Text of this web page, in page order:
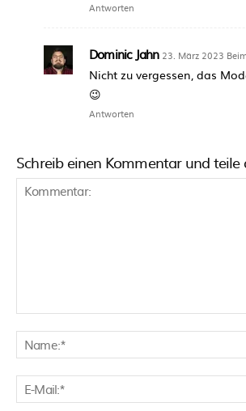
Antworten
Dominic Jahn 23. März 2023
Nicht zu vergessen, das
😉
Antworten
Schreib einen Kommentar und